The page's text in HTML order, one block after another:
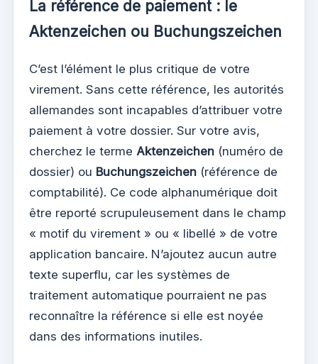
La référence de paiement : le
Aktenzeichen ou Buchungszeichen
C’est l’élément le plus critique de votre
virement. Sans cette référence, les autorités
allemandes sont incapables d’attribuer votre
paiement à votre dossier. Sur votre avis,
cherchez le terme Aktenzeichen (numéro de
dossier) ou Buchungszeichen (référence de
comptabilité). Ce code alphanumérique doit
être reporté scrupuleusement dans le champ
« motif du virement » ou « libellé » de votre
application bancaire. N’ajoutez aucun autre
texte superflu, car les systèmes de
traitement automatique pourraient ne pas
reconnaître la référence si elle est noyée
dans des informations inutiles.